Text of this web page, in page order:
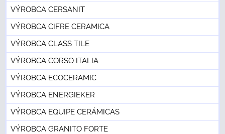
VÝROBCA CERSANIT
VÝROBCA CIFRE CERAMICA
VÝROBCA CLASS TILE
VÝROBCA CORSO ITALIA
VÝROBCA ECOCERAMIC
VÝROBCA ENERGIEKER
VÝROBCA EQUIPE CERÁMICAS
VÝROBCA GRANITO FORTE